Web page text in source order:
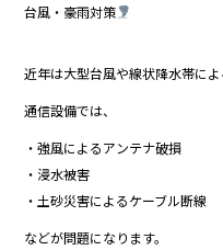
台風・豪雨対策
近年は大型台風や線状降水帯に
通信設備では、
・強風によるアンテナ破損
・浸水被害
・土砂災害によるケーブル断線
などが問題になります。